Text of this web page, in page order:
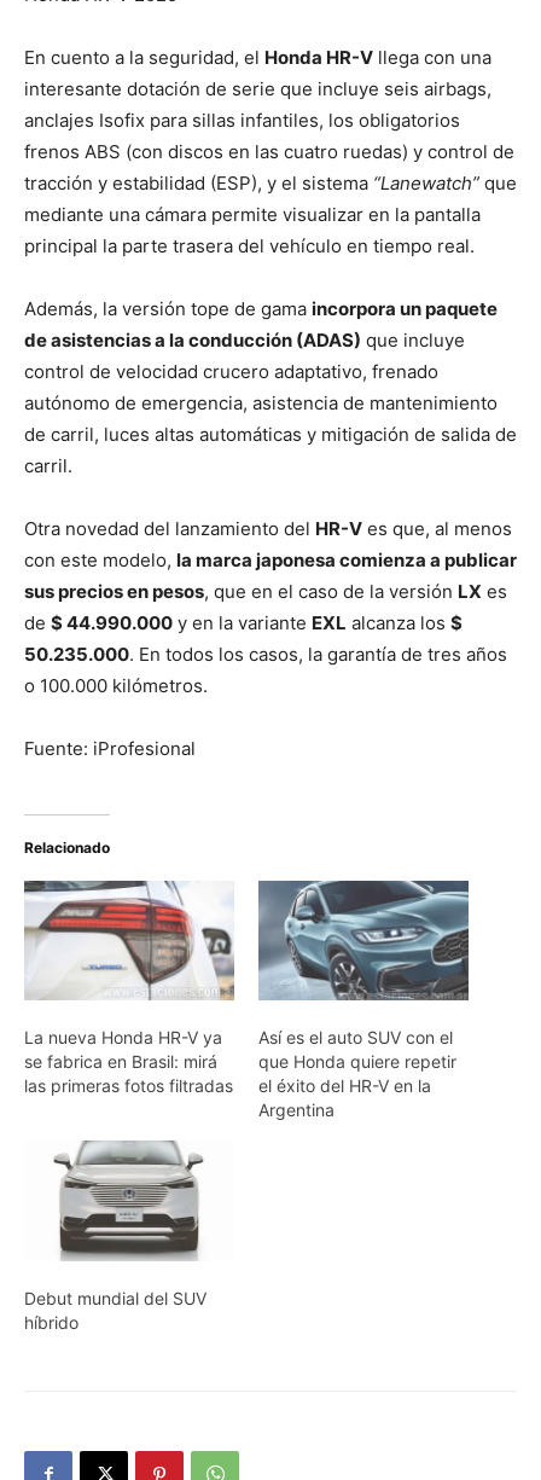
En cuento a la seguridad, el Honda HR-V llega con una
interesante dotación de serie que incluye seis airbags,
anclajes Isofix para sillas infantiles, los obligatorios
frenos ABS (con discos en las cuatro ruedas) y control de
tracción y estabilidad (ESP), y el sistema “Lanewatch” que
mediante una cámara permite visualizar en la pantalla
principal la parte trasera del vehículo en tiempo real.
Además, la versión tope de gama incorpora un paquete
de asistencias a la conducción (ADAS) que incluye
control de velocidad crucero adaptativo, frenado
autónomo de emergencia, asistencia de mantenimiento
de carril, luces altas automáticas y mitigación de salida de
carril.
Otra novedad del lanzamiento del HR-V es que, al menos
con este modelo, la marca japonesa comienza a publicar
sus precios en pesos, que en el caso de la versión LX es
de $ 44.990.000 y en la variante EXL alcanza los $
50.235.000. En todos los casos, la garantía de tres años
o 100.000 kilómetros.
Fuente: iProfesional
Relacionado
La nueva Honda HR-V ya
se fabrica en Brasil: mirá
las primeras fotos filtradas
Así es el auto SUV con el
que Honda quiere repetir
el éxito del HR-V en la
Argentina
Debut mundial del SUV
híbrido